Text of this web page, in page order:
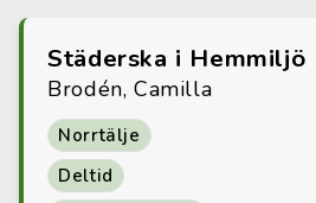
Städerska i Hemmiljö
Brodén, Camilla
Norrtälje
Deltid